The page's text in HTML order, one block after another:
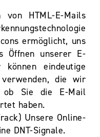
von HTML-E-Mails
ermöglicht, uns
Öffnen unserer E-
eindeutige
die wir
ob Sie die E-Mail
haben.
Unsere Online-
DNT-Signale.